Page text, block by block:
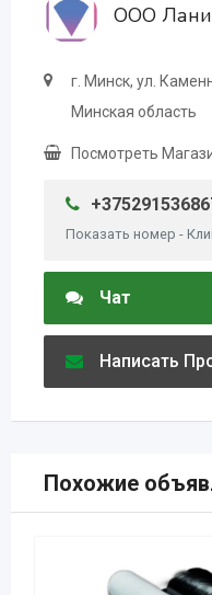
ООО
г. Минск, ул.
Минская область
Посмотреть
Показать номер -
Чат
Написать
Похожие